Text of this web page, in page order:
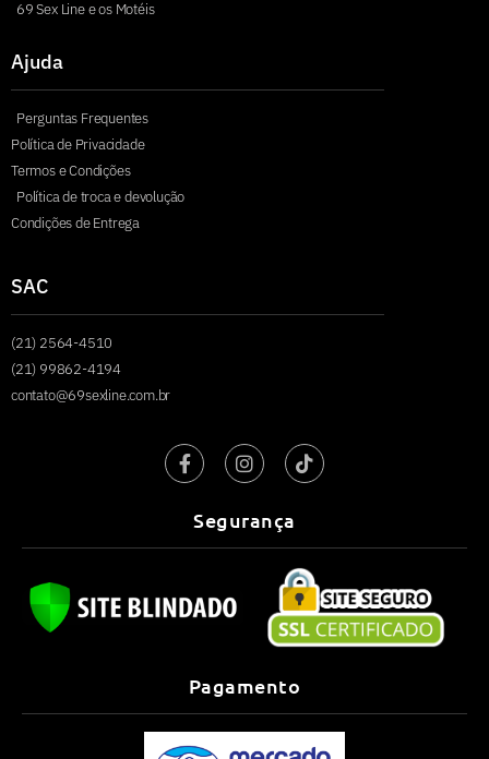
69 Sex Line e os Motéis
Ajuda
Perguntas Frequentes
Política de Privacidade
Termos e Condições
Política de troca e devolução
Condições de Entrega
SAC
(21) 2564-4510
(21) 99862-4194
contato@69sexline.com.br
Segurança
Pagamento